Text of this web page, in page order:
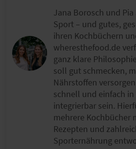
Jana Borosch und
Sport – und gutes,
ihren Kochbüchern
wheresthefood.de
ganz klare
soll gut schmecken,
Nährstoffen
schnell und einfach
integrierbar sein.
mehrere Kochbücher
Rezepten und
Sporternährung